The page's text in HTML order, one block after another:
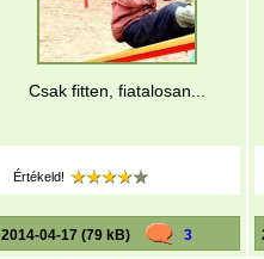
Csak fitten, fiatalosan...
Értékeld!
2014-04-17 (79 kB) 3